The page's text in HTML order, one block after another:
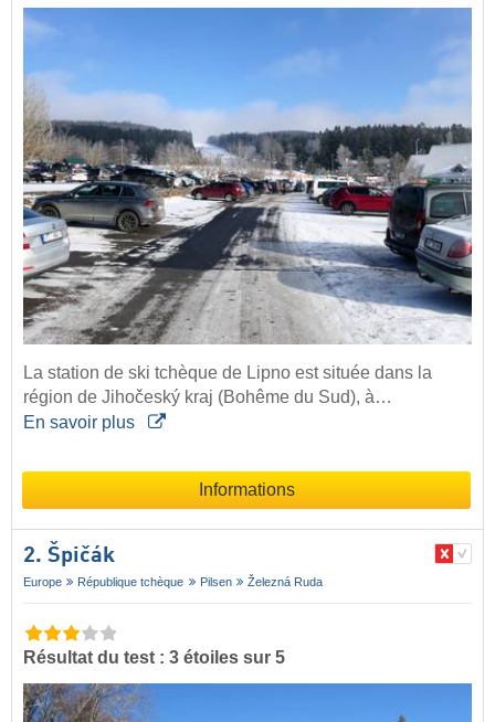
La station de ski tchèque de Lipno est située dans la
région de Jihočeský kraj (Bohême du Sud), à…
En savoir plus
Informations
2. Špičák
Europe République tchèque Pilsen Železná Ruda
Résultat du test : 3 étoiles sur 5